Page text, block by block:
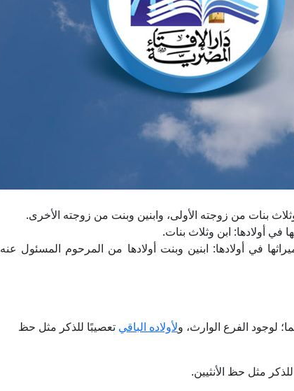
سنة 1938م وانحصر ميراثها في أولادها: ابنين وبنت أولادها من المرحوم المسئول عنه
لوجود الفرع الوارث، ولأولاده الباقي تعصيبًا للذكر مثل حظ
للذكر مثل حظ الأنثيين.